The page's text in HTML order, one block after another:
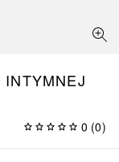
0 (0)